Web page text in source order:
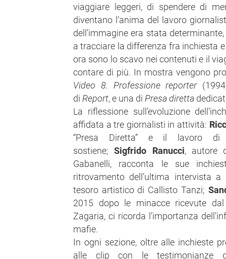
viaggiare leggeri, di spendere di
diventano l’anima del lavoro
dell’immagine era stata
a tracciare la differenza fra inchiesta
ora sono lo scavo nei contenuti e il
contare di più. In mostra vengono
Video 8. Professione reporter
di Report, e una di Presa diretta
La riflessione sull’evoluzione
affidata a tre giornalisti in attività:
“Presa Diretta” e il lavoro di
sostiene;Sigfrido Ranucci, autore
Gabanelli, racconta le sue
ritrovamento dell’ultima intervista
tesoro artistico di Callisto Tanzi;
2015 dopo le minacce ricevute
Zagaria, ci ricorda l’importanza
mafie.
In ogni sezione, oltre alle inchieste
alle clip con le testimonianze